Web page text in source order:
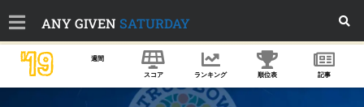
ANY GIVEN SATURDAY
'19 週間
スコア ランキング 順位表 記事